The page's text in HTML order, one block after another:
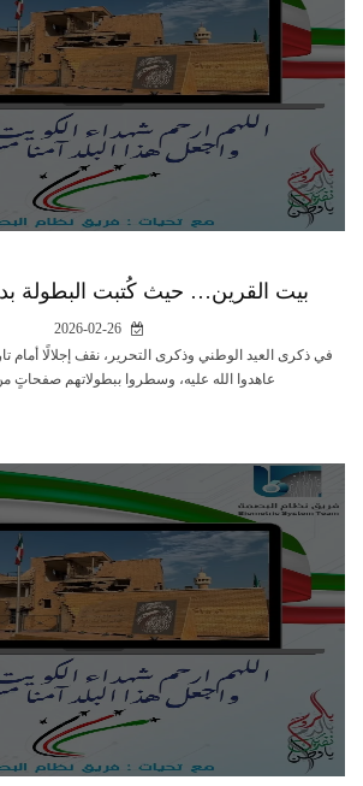
بيت القرين… حيث كُتبت البطولة
في ذكرى العيد الوطني وذكرى التحرير، نقف إجلالًا أمام
عاهدوا الله عليه، وسطروا ببطولاتهم صفحاتٍ